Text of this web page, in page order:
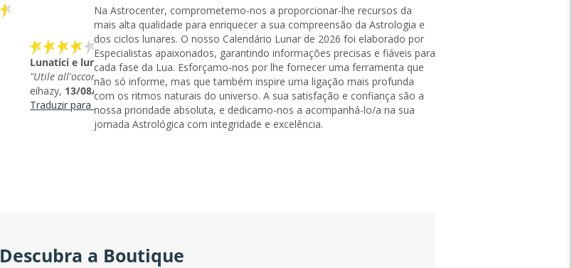
Lunatici e lunatiche
"Utile all'occorrenza in caso di bisogno urgentissimo"
eihazy, 13/08/2025
Traduzir para português de Portugal
Ottimo
"Ottimo acquisto ve lo consiglio vi aiutata tanto"
gaet78,
02/07/2025
Traduzir para português de Portugal
Na Astrocenter, comprometemo-nos a proporcionar-lhe recursos da
mais alta qualidade para enriquecer a sua compreensão da Astrologia e
dos ciclos lunares. O nosso Calendário Lunar de 2026 foi elaborado por
Especialistas apaixonados, garantindo informações precisas e fiáveis para
cada fase da Lua. Esforçamo-nos por lhe fornecer uma ferramenta que
não só informe, mas que também inspire uma ligação mais profunda
com os ritmos naturais do universo. A sua satisfação e confiança são a
nossa prioridade absoluta, e dedicamo-nos a acompanhá-lo/a na sua
jornada Astrológica com integridade e excelência.
Descubra a Boutique